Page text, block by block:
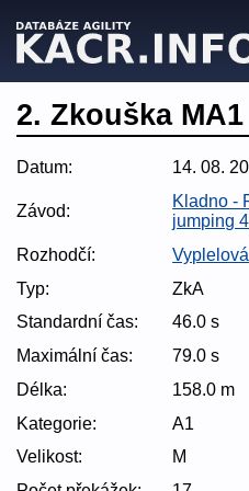
2. Zkouška MA1
Datum: 14. 08.
Závod:
Kladno -
jumping 4
Rozhodčí:
Typ:
ZkA
Standardní čas:
46.0 s
Maximální čas:
79.0 s
Délka:
158.0 m
Kategorie:
A1
Velikost:
M